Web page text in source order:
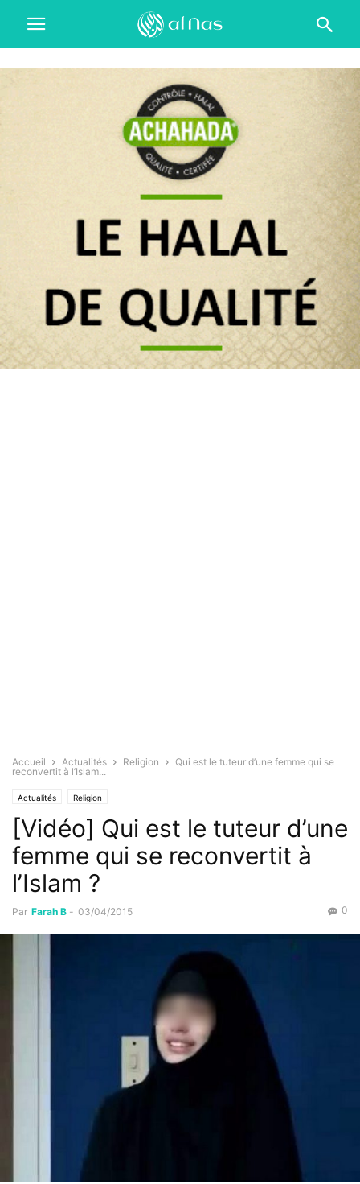
Accueil Actualités Religion
Qui est le tuteur d’une femme qui se
reconvertit à l’Islam...
Actualités Religion
[Vidéo] Qui est le tuteur d’une
femme qui se reconvertit à
l’Islam ?
Par Farah B - 03/04/2015 0